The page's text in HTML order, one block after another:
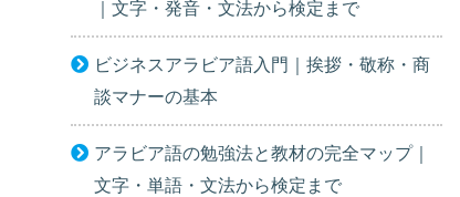
｜文字・発音・文法から検定まで
ビジネスアラビア語入門｜挨拶・敬称・商
談マナーの基本
アラビア語の勉強法と教材の完全マップ｜
文字・単語・文法から検定まで